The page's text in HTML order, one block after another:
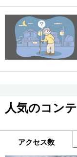
人気のコン
アクセス数